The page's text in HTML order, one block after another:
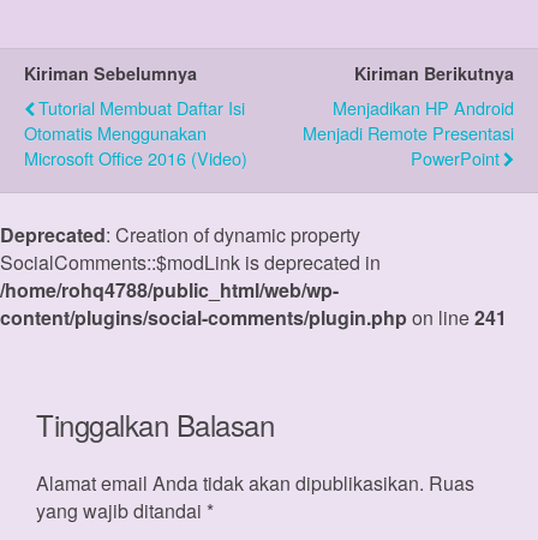
Kiriman Sebelumnya
Tutorial Membuat Daftar Isi
Otomatis Menggunakan
Microsoft Office 2016 (Video)
Kiriman Berikutnya
Menjadikan HP Android
Menjadi Remote Presentasi
PowerPoint
Deprecated: Creation of dynamic property
SocialComments::$modLink is deprecated in
/home/rohq4788/public_html/web/wp-
content/plugins/social-comments/plugin.phpon line241
Tinggalkan Balasan
Alamat email Anda tidak akan dipublikasikan. Ruas
yang wajib ditandai *